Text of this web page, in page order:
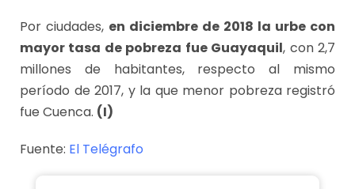
Por ciudades, en diciembre de 2018 la urbe con
mayor tasa de pobreza fue Guayaquil, con 2,7
millones de habitantes, respecto al mismo
período de 2017, y la que menor pobreza registró
fue Cuenca. (I)
Fuente: El Telégrafo